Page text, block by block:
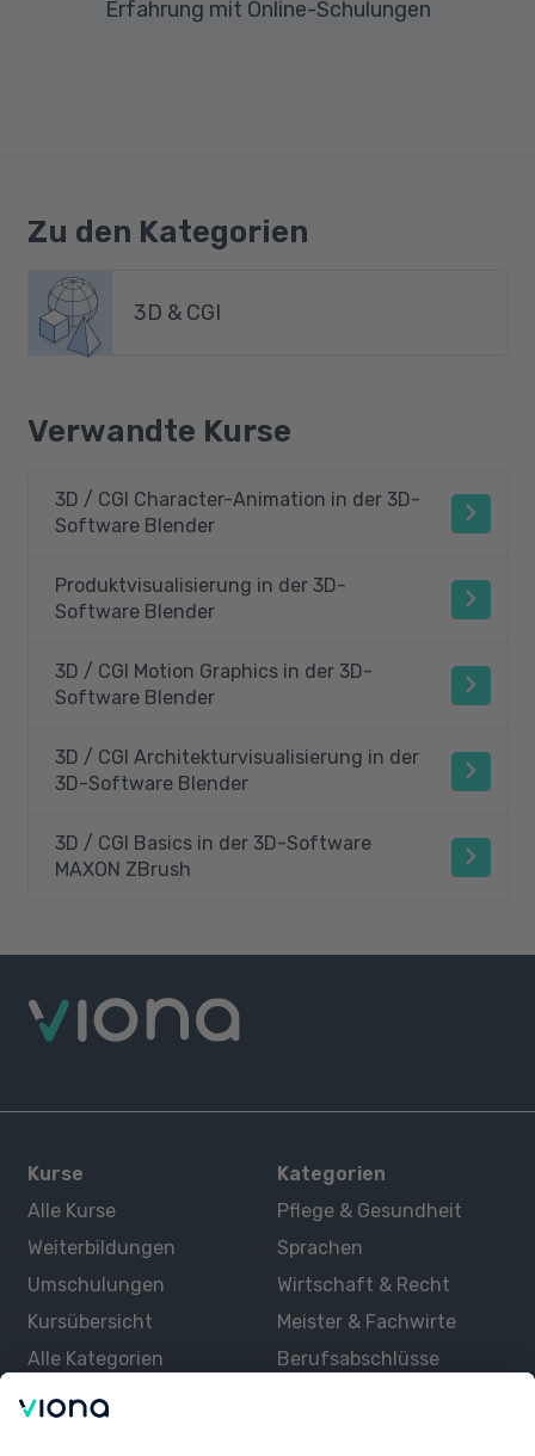
Erfahrung mit Online-Schulungen
Zu den Kategorien
3D & CGI
Verwandte Kurse
3D / CGI Character-Animation in der 3D-
Software Blender
Produktvisualisierung in der 3D-
Software Blender
3D / CGI Motion Graphics in der 3D-
Software Blender
3D / CGI Architekturvisualisierung in der
3D-Software Blender
3D / CGI Basics in der 3D-Software
MAXON ZBrush
Kurse
Alle Kurse
Weiterbildungen
Umschulungen
Kursübersicht
Alle Kategorien
Kategorien
Pflege & Gesundheit
Sprachen
Wirtschaft & Recht
Meister & Fachwirte
Berufsabschlüsse
Über uns